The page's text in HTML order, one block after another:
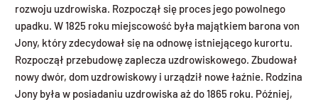
rozwoju uzdrowiska. Rozpoczął się proces jego powolnego
upadku. W 1825 roku miejscowość była majątkiem barona von
Jony, który zdecydował się na odnowę istniejącego kurortu.
Rozpoczął przebudowę zaplecza uzdrowiskowego. Zbudował
nowy dwór, dom uzdrowiskowy i urządził nowe łaźnie. Rodzina
Jony była w posiadaniu uzdrowiska aż do 1865 roku. Później,